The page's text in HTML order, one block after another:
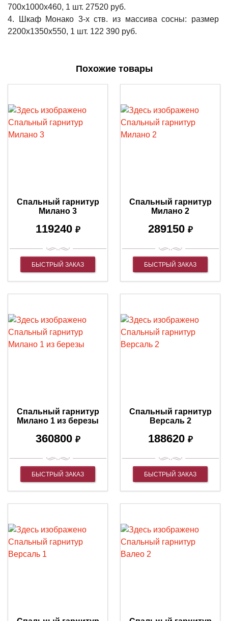
700x1000x460, 1 шт. 27520 руб.
4. Шкаф Монако 3-х ств. из массива сосны: размер
2200x1350x550, 1 шт. 122 390 руб.
Похожие товары
Спальный гарнитур
Милано 3
119240 ₽
БЫСТРЫЙ ЗАКАЗ
Спальный гарнитур
Милано 2
289150 ₽
БЫСТРЫЙ ЗАКАЗ
Спальный гарнитур
Милано 1 из березы
360800 ₽
БЫСТРЫЙ ЗАКАЗ
Спальный гарнитур
Версаль 2
188620 ₽
БЫСТРЫЙ ЗАКАЗ